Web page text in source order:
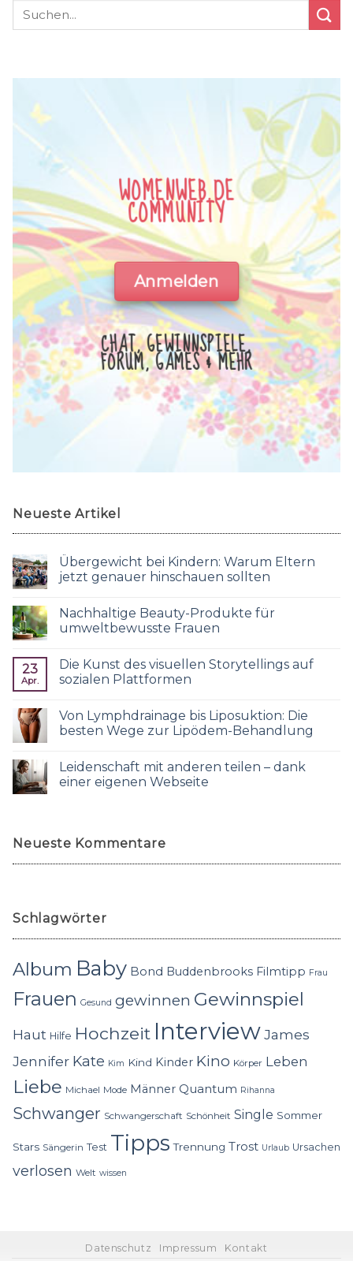
WOMENWEB.DE
COMMUNITY
Anmelden
CHAT, GEWINNSPIELE,
FORUM, GAMES & MEHR
Neueste Artikel
Übergewicht bei Kindern: Warum Eltern
jetzt genauer hinschauen sollten
Nachhaltige Beauty-Produkte für
umweltbewusste Frauen
23
Apr.
Die Kunst des visuellen Storytellings auf
sozialen Plattformen
Von Lymphdrainage bis Liposuktion: Die
besten Wege zur Lipödem-Behandlung
Leidenschaft mit anderen teilen – dank
einer eigenen Webseite
Neueste Kommentare
Schlagwörter
Album Baby Bond Buddenbrooks Filmtipp Frau
Frauen Gesund gewinnen Gewinnspiel
Haut Hilfe Hochzeit InterviewJames
Jennifer Kate Kim Kind Kinder Kino Körper Leben
Liebe Michael Mode Männer Quantum Rihanna
Schwanger Schwangerschaft Schönheit Single Sommer
Stars Sängerin Test Tipps Trennung Trost Urlaub Ursachen
verlosen Welt wissen
Datenschutz Impressum Kontakt